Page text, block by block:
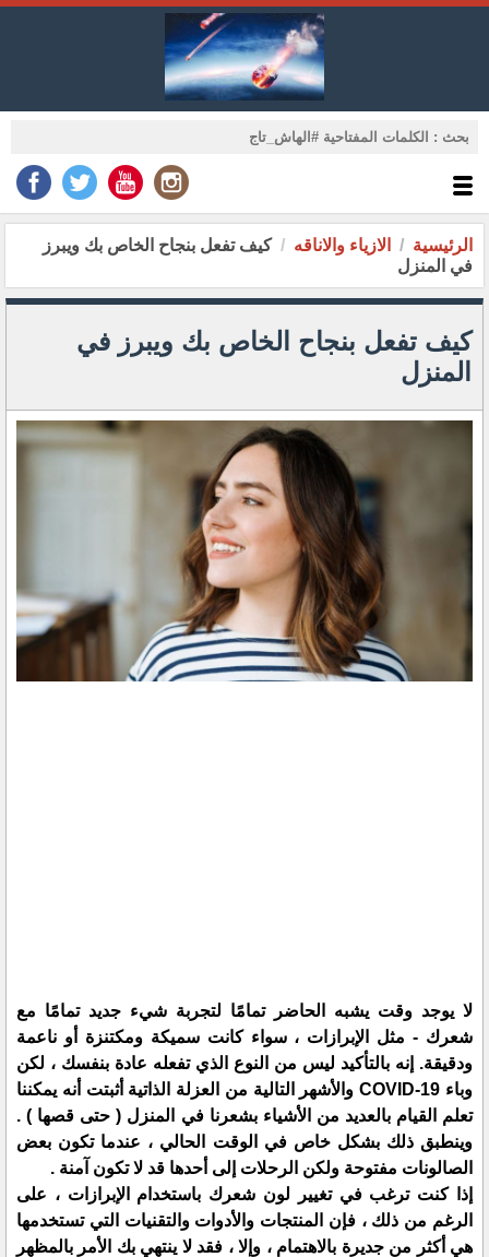
الرئيسية الازياء والاناقه
كيف تفعل بنجاح الخاص بك ويبرز
في المنزل
كيف تفعل بنجاح الخاص بك ويبرز في
المنزل
لا يوجد وقت يشبه الحاضر تمامًا لتجربة شيء جديد تمامًا مع
شعرك - مثل الإبرازات ، سواء كانت سميكة ومكتنزة أو ناعمة
ودقيقة. إنه بالتأكيد ليس من النوع الذي تفعله عادة بنفسك ، لكن
وباء COVID-19 والأشهر التالية من العزلة الذاتية أثبتت أنه يمكننا
تعلم القيام بالعديد من الأشياء بشعرنا في المنزل ( حتى قصها ) .
وينطبق ذلك بشكل خاص في الوقت الحالي ، عندما تكون بعض
الصالونات مفتوحة ولكن الرحلات إلى أحدها قد لا تكون آمنة .
إذا كنت ترغب في تغيير لون شعرك باستخدام الإبرازات ، على
الرغم من ذلك ، فإن المنتجات والأدوات والتقنيات التي تستخدمها
هي أكثر من جديرة بالاهتمام ، وإلا ، فقد لا ينتهي بك الأمر بالمظهر